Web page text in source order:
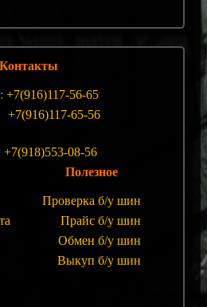
Контакты
+7(916)117-56-65
+7(916)117-65-56
+7(918)553-08-56
Полезное
Проверка б/у шин
Прайс б/у шин
Обмен б/у шин
Выкуп б/у шин